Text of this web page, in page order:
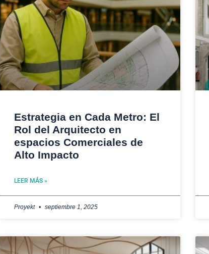
Estrategia en Cada Metro: El
Rol del Arquitecto en
espacios Comerciales de
Alto Impacto
LEER MÁS »
Proyekt septiembre 1, 2025